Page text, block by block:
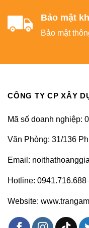
Bảo mật
Bảo mật
CÔNG TY CP XÂY
Mã số doanh nghiệp:
Văn Phòng: 31/136
Email:
Hotline:
Website: